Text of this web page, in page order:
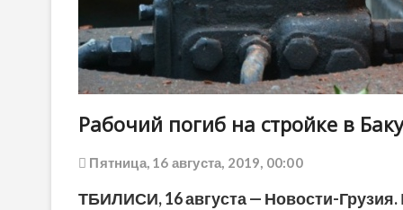
Рабочий погиб на стройке в
Пятница, 16 августа, 2019, 00:00
ТБИЛИСИ, 16 августа — Новости-Грузия.